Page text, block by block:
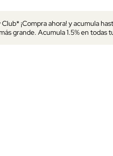
¡Compra ahora! y acumula
grande. Acumula 1.5% en todas